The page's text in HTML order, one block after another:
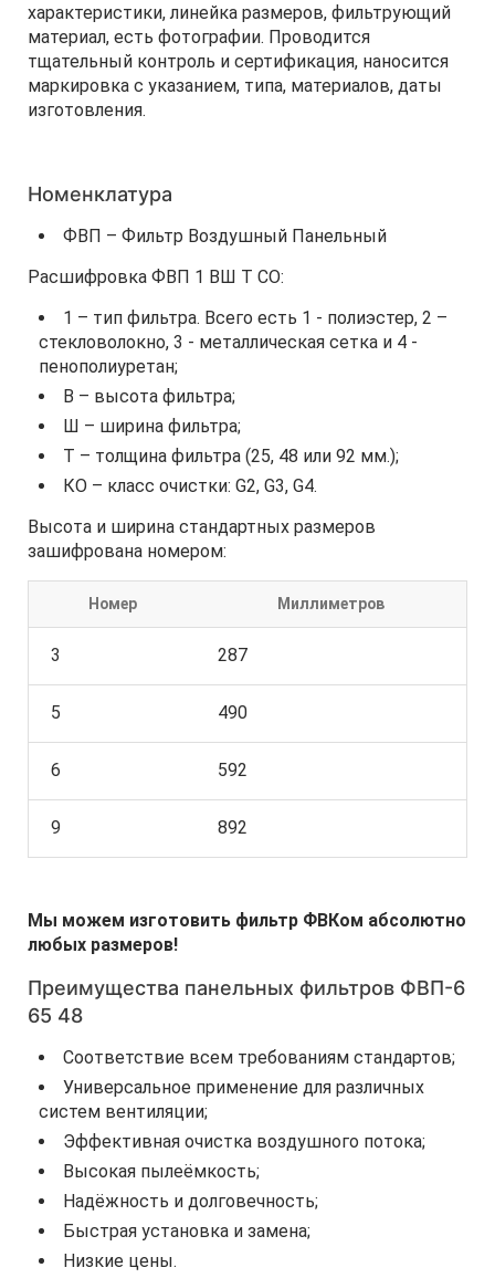
характеристики, линейка размеров, фильтрующий
материал, есть фотографии. Проводится
тщательный контроль и сертификация, наносится
маркировка с указанием, типа, материалов, даты
изготовления.
Номенклатура
ФВП – Фильтр Воздушный Панельный
Расшифровка ФВП 1 ВШ Т СО:
1 – тип фильтра. Всего есть 1 - полиэстер, 2 –
стекловолокно, 3 - металлическая сетка и 4 -
пенополиуретан;
В – высота фильтра;
Ш – ширина фильтра;
Т – толщина фильтра (25, 48 или 92 мм.);
КО – класс очистки: G2, G3, G4.
Высота и ширина стандартных размеров
зашифрована номером:
Номер Миллиметров
3 287
5 490
6 592
9 892
Мы можем изготовить фильтр ФВКом абсолютно
любых размеров!
Преимущества панельных фильтров ФВП-6
65 48
Соответствие всем требованиям стандартов;
Универсальное применение для различных
систем вентиляции;
Эффективная очистка воздушного потока;
Высокая пылеёмкость;
Надёжность и долговечность;
Быстрая установка и замена;
Низкие цены.